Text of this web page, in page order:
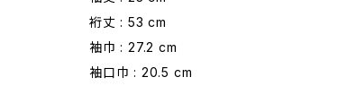
裄丈 : 53 cm
袖巾 : 27.2 cm
袖口巾 : 20.5 cm